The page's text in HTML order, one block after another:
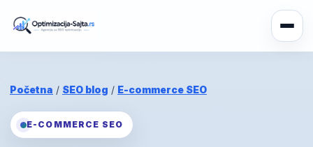
Početna / SEO blog / E-commerce SEO
E-COMMERCE SEO